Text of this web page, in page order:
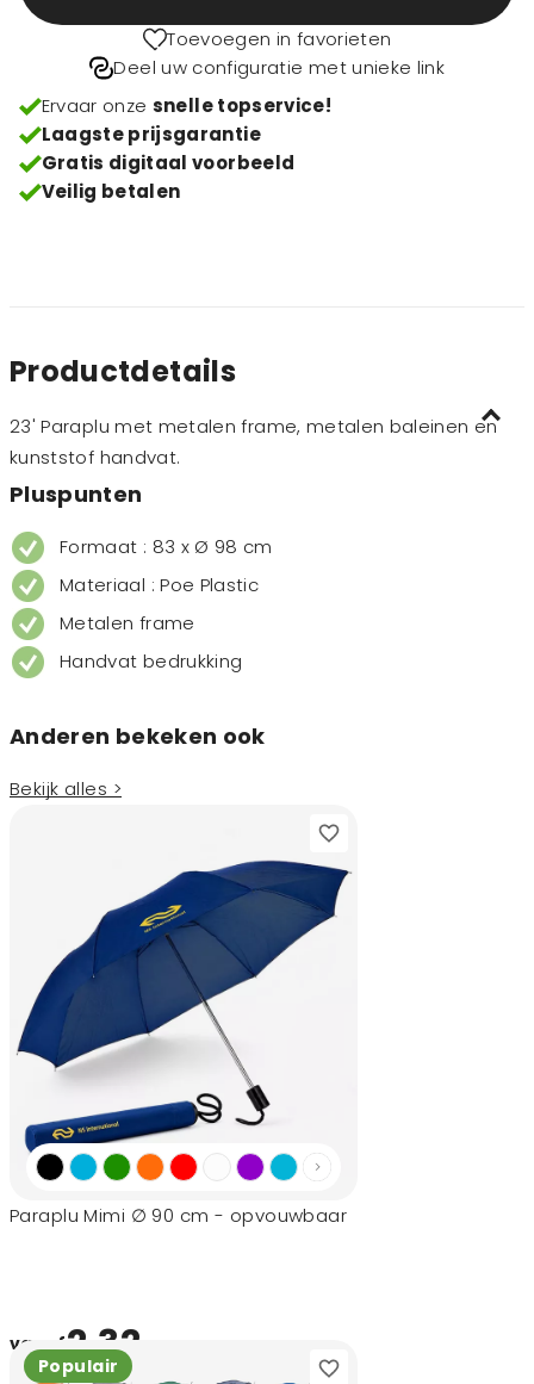
Toevoegen in favorieten
Deel uw configuratie met unieke link
Ervaar onze snelle topservice!
Laagste prijsgarantie
Gratis digitaal voorbeeld
Veilig betalen
Productdetails
23' Paraplu met metalen frame, metalen baleinen en
kunststof handvat.
Pluspunten
Formaat : 83 x Ø 98 cm
Materiaal : Poe Plastic
Metalen frame
Handvat bedrukking
Anderen bekeken ook
Bekijk alles >
Paraplu Mimi ∅ 90 cm - opvouwbaar
vanaf2,32
Populair